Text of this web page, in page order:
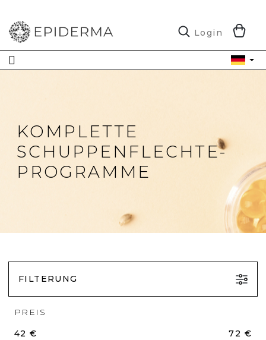
springen
Login
KOMPLETTE
SCHUPPENFLECHTE-
PROGRAMME
FILTERUNG
PREIS
42 € 72 €